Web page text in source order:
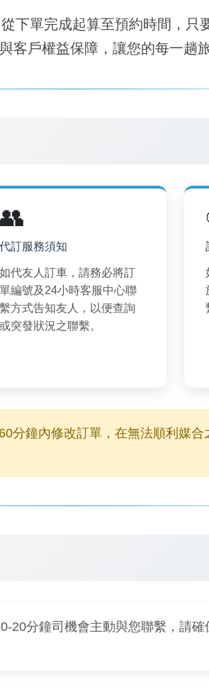
下單完成起算至預約時間，只
客戶權益保障，讓您的每一趟
👥
代訂服務須知
如代友人訂車，請務必將訂
單編號及24小時客服中心聯
繫方式告知友人，以便查詢
或突發狀況之聯繫。
分鐘內修改訂單，在無法順利媒
20分鐘司機會主動與您聯繫，請